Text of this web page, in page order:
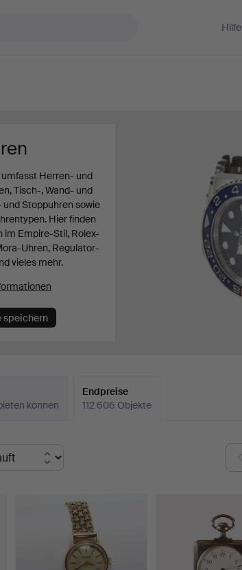
Hilfe
Herren- und
Tisch-, Wand- und
Stoppuhren sowie
Hier finden
im Empire-Stil, Rolex-
Uhren, Regulator-
vieles mehr.
speichern
können
Endpreise
112 606 Objekte